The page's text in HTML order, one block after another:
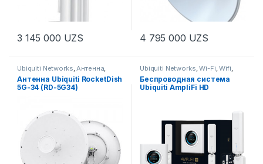
3 145 000 UZS 4 795 000 UZS
Ubiquiti Networks,Антенна,
Антенны Антенны, Антенны,
Беспроводное оборудование,
Радио Мосты,Радиомосты,
Антенна Ubiquiti RocketDish
5G-34 (RD-5G34)
Ubiquiti Networks,Wi-Fi,Wifi,
Комплексные Решения
Роутеры
Беспроводная система
Ubiquiti AmpliFi HD